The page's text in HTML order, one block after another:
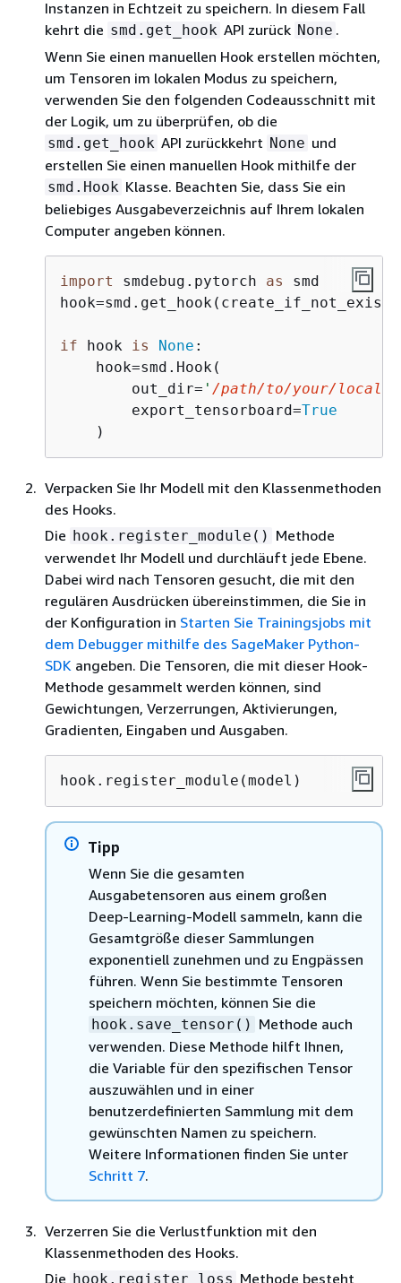
Instanzen in Echtzeit zu speichern. In diesem Fall
kehrt die smd.get_hook API zurück None .
Wenn Sie einen manuellen Hook erstellen möchten,
um Tensoren im lokalen Modus zu speichern,
verwenden Sie den folgenden Codeausschnitt mit
der Logik, um zu überprüfen, ob die
smd.get_hook API zurückkehrt None und
erstellen Sie einen manuellen Hook mithilfe der
smd.Hook Klasse. Beachten Sie, dass Sie ein
beliebiges Ausgabeverzeichnis auf Ihrem lokalen
Computer angeben können.
import smdebug.pytorch as
smd
if hook is None :
    hook=smd.Hook(
        out_dir=
' /path/to/your/local/
        export_tensorboard=
True
    )
Verpacken Sie Ihr Modell mit den Klassenmethoden
des Hooks.
Die hook.register_module() Methode
verwendet Ihr Modell und durchläuft jede Ebene.
Dabei wird nach Tensoren gesucht, die mit den
regulären Ausdrücken übereinstimmen, die Sie in
der Konfiguration in Starten Sie Trainingsjobs mit
dem Debugger mithilfe des SageMaker Python-
SDK angeben. Die Tensoren, die mit dieser Hook-
Methode gesammelt werden können, sind
Gewichtungen, Verzerrungen, Aktivierungen,
Gradienten, Eingaben und Ausgaben.
hook.register_module(model)
Tipp
Wenn Sie die gesamten
Ausgabetensoren aus einem großen
Deep-Learning-Modell sammeln, kann die
Gesamtgröße dieser Sammlungen
exponentiell zunehmen und zu Engpässen
führen. Wenn Sie bestimmte Tensoren
speichern möchten, können Sie die
hook.save_tensor() Methode auch
verwenden. Diese Methode hilft Ihnen,
die Variable für den spezifischen Tensor
auszuwählen und in einer
benutzerdefinierten Sammlung mit dem
gewünschten Namen zu speichern.
Weitere Informationen finden Sie unter
Schritt 7.
Verzerren Sie die Verlustfunktion mit den
Klassenmethoden des Hooks.
Die hook.register_loss Methode besteht